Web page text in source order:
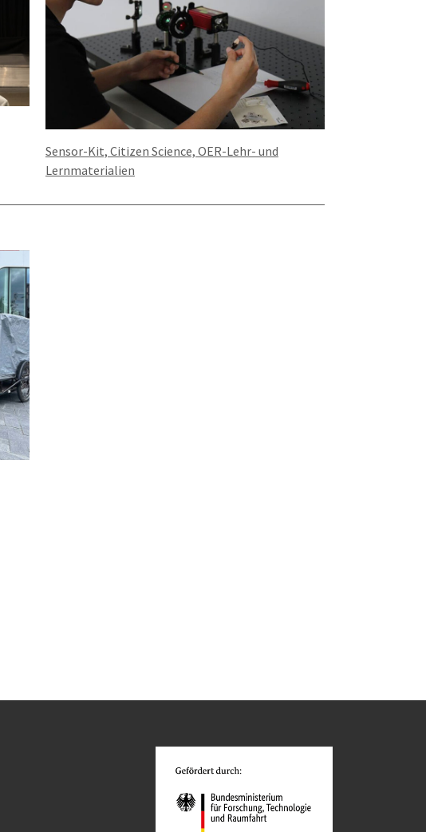
Sensor-Kit, Citizen Science, OER-Lehr- und
Lernmaterialien